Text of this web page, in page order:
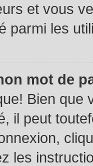
et vous
parmi les
mot de
Bien que
il peut
les